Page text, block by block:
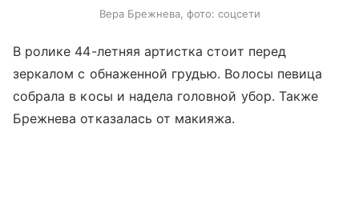
Вера Брежнева, фото: соцсети
В ролике 44-летняя артистка стоит перед
зеркалом с обнаженной грудью. Волосы певица
собрала в косы и надела головной убор. Также
Брежнева отказалась от макияжа.